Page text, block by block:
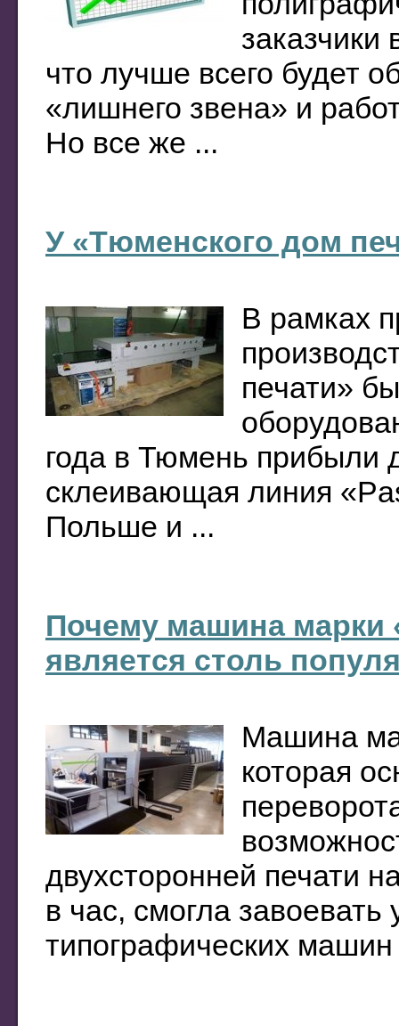
заказчики
что лучше всего будет
«лишнего звена» и
Но все же ...
У «Тюменского дом
В рамках
печати»
года в Тюмень
склеивающая линия
Польше и ...
Почему машина марки
является столь
Машина
которая
двухсторонней печати
в час, смогла
типографических машин